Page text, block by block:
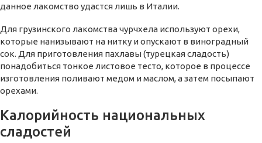
данное лакомство удастся лишь в Италии.
Для грузинского лакомства чурчхела используют орехи,
которые нанизывают на нитку и опускают в виноградный
сок. Для приготовления пахлавы (турецкая сладость)
понадобиться тонкое листовое тесто, которое в процессе
изготовления поливают медом и маслом, а затем посыпают
орехами.
Калорийность национальных
сладостей